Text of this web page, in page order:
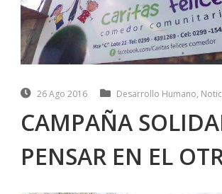
26 Ago 2016 Desarrollo Humano,
CAMPAÑA
PENSAR EN EL